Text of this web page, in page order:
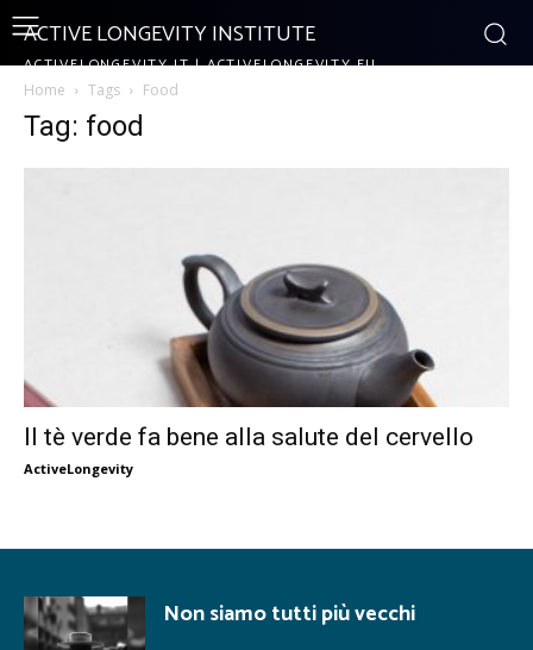
ACTIVE LONGEVITY INSTITUTE
ACTIVELONGEVITY.IT | ACTIVELONGEVITY.EU
Home Tags Food
Tag: food
Il tè verde fa bene alla salute del cervello
ActiveLongevity
Non siamo tutti più vecchi